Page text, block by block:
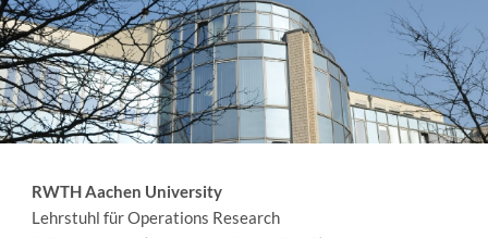
RWTH Aachen University
Lehrstuhl für Operations Research